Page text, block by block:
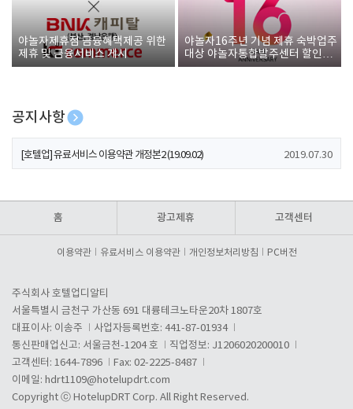
야놀자제휴점 금융혜택제공 위한
제휴 및 금융서비스 게시
야놀자16주년 기념 제휴 숙박업주
대상 야놀자통합발주센터 할인쿠
폰 증정
공지사항
[호텔업] 개인정보 처리방침 개정본1 (19.09.02)
[호텔업] 유료서비스 이용약관 개정본2 (19.09.02) 2019.07.30
홈 광고제휴 고객센터
이용약관 유료서비스 이용약관 개인정보처리방침 PC버전
주식회사 호텔업디알티
서울특별시 금천구 가산동 691 대륭테크노타운20차 1807호
대표이사: 이송주
사업자등록번호: 441-87-01934
통신판매업신고: 서울금천-1204 호
직업정보: J1206020200010
고객센터: 1644-7896
Fax: 02-2225-8487
이메일: hdrt1109@hotelupdrt.com
Copyright ⓒ HotelupDRT Corp. All Right Reserved.